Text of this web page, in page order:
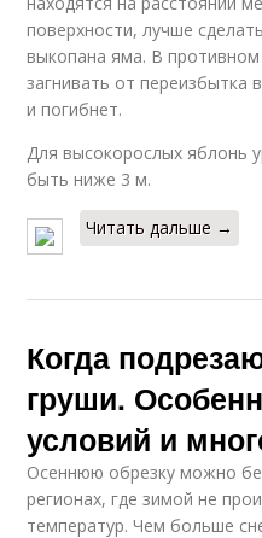
поверхности, лучше
выкопана яма. В противном
загнивать от переизбытка
и погибнет.
Для высокорослых яблонь
быть ниже 3 м.
Читать дальше →
Когда
груши.
условий и
Осеннюю обрезку можно
регионах, где зимой не
температур. Чем больше